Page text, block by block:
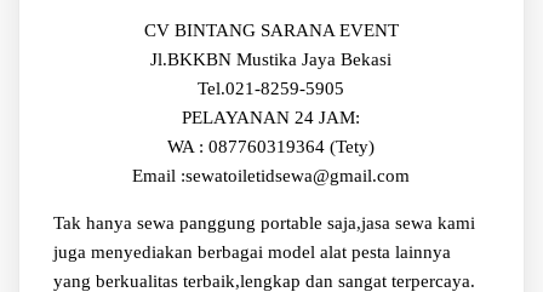
CV BINTANG SARANA EVENT
Jl.BKKBN Mustika Jaya Bekasi
Tel.021-8259-5905
PELAYANAN 24 JAM:
WA : 087760319364 (Tety)
Email :sewatoiletidsewa@gmail.com
Tak hanya sewa panggung portable saja,jasa sewa kami
juga menyediakan berbagai model alat pesta lainnya
yang berkualitas terbaik,lengkap dan sangat terpercaya.